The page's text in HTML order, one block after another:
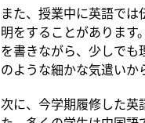
また、授業中に英語で
明をすることがあります
を書きながら、少しで
のような細かな気遣いか
次に、今学期履修した英